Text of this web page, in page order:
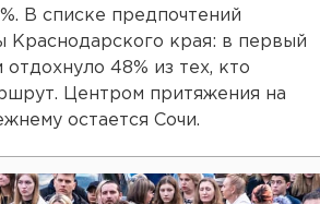
В списке предпочтений
Краснодарского края: в первый
48% из тех, кто
Центром притяжения на
остается Сочи.